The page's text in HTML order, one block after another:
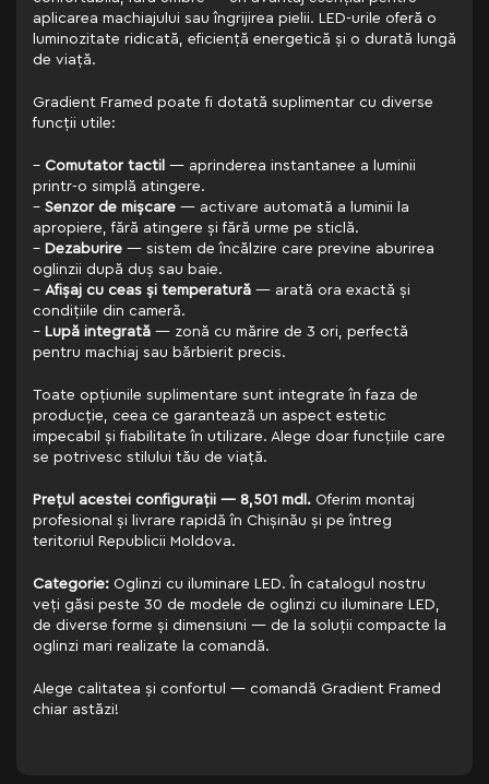
aplicarea machiajului sau îngrijirea pielii. LED-urile oferă o
luminozitate ridicată, eficiență energetică și o durată lungă
de viață.
Gradient Framed poate fi dotată suplimentar cu diverse
funcții utile:
– Comutator tactil — aprinderea instantanee a luminii
printr-o simplă atingere.
– Senzor de mișcare — activare automată a luminii la
apropiere, fără atingere și fără urme pe sticlă.
– Dezaburire — sistem de încălzire care previne aburirea
oglinzii după duș sau baie.
– Afișaj cu ceas și temperatură — arată ora exactă și
condițiile din cameră.
– Lupă integrată — zonă cu mărire de 3 ori, perfectă
pentru machiaj sau bărbierit precis.
Toate opțiunile suplimentare sunt integrate în faza de
producție, ceea ce garantează un aspect estetic
impecabil și fiabilitate în utilizare. Alege doar funcțiile care
se potrivesc stilului tău de viață.
Prețul acestei configurații — 8,501 mdl. Oferim montaj
profesional și livrare rapidă în Chișinău și pe întreg
teritoriul Republicii Moldova.
Categorie: Oglinzi cu iluminare LED. În catalogul nostru
veți găsi peste 30 de modele de oglinzi cu iluminare LED,
de diverse forme și dimensiuni — de la soluții compacte la
oglinzi mari realizate la comandă.
Alege calitatea și confortul — comandă Gradient Framed
chiar astăzi!